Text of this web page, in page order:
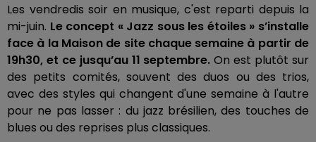
Les vendredis soir en musique, c'est reparti depuis la
mi-juin. Le concept « Jazz sous les étoiles » s’installe
face à la Maison de site chaque semaine à partir de
19h30, et ce jusqu’au 11 septembre.On est plutôt sur
des petits comités, souvent des duos ou des trios,
avec des styles qui changent d'une semaine à l'autre
pour ne pas lasser : du jazz brésilien, des touches de
blues ou des reprises plus classiques.